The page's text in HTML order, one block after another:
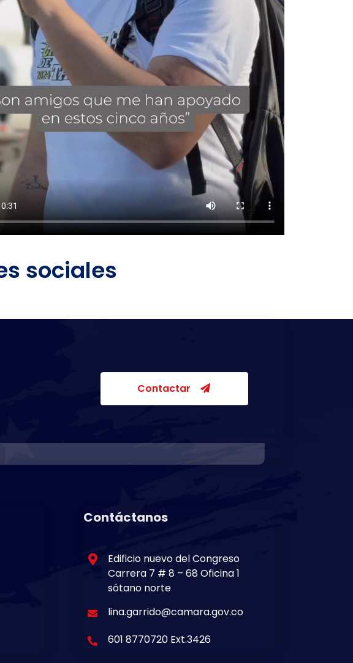
sociales
Contactar
Contáctanos
Edificio nuevo del Congreso
Carrera 7 # 8 – 68 Oficina 1
sótano norte
lina.garrido@camara.gov.co
601 8770720 Ext.3426